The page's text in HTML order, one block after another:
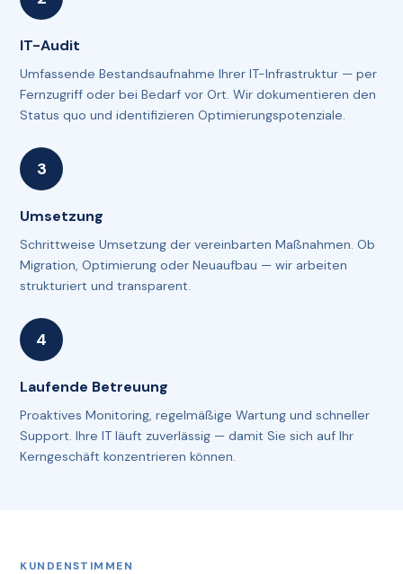
IT-Audit
Umfassende Bestandsaufnahme Ihrer IT-Infrastruktur — per
Fernzugriff oder bei Bedarf vor Ort. Wir dokumentieren den
Status quo und identifizieren Optimierungspotenziale.
Umsetzung
Schrittweise Umsetzung der vereinbarten Maßnahmen. Ob
Migration, Optimierung oder Neuaufbau — wir arbeiten
strukturiert und transparent.
Laufende Betreuung
Proaktives Monitoring, regelmäßige Wartung und schneller
Support. Ihre IT läuft zuverlässig — damit Sie sich auf Ihr
Kerngeschäft konzentrieren können.
KUNDENSTIMMEN